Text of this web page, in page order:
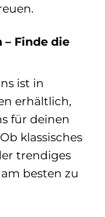
– Finde die
ist in
erhältlich,
für deinen
klassisches
trendiges
besten zu